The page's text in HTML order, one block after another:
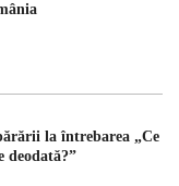
la întrebarea „Ce
deodată?”